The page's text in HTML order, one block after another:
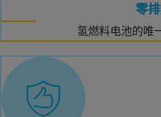
零
氢燃料电池的唯